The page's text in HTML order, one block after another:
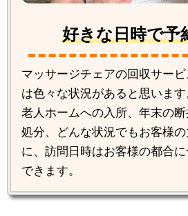
好きな日時で予
マッサージチェアの回収サー
は色々な状況があると思います
老人ホームへの入所、年末の
処分、どんな状況でもお客様
に、訪問日時はお客様の都合
できます。